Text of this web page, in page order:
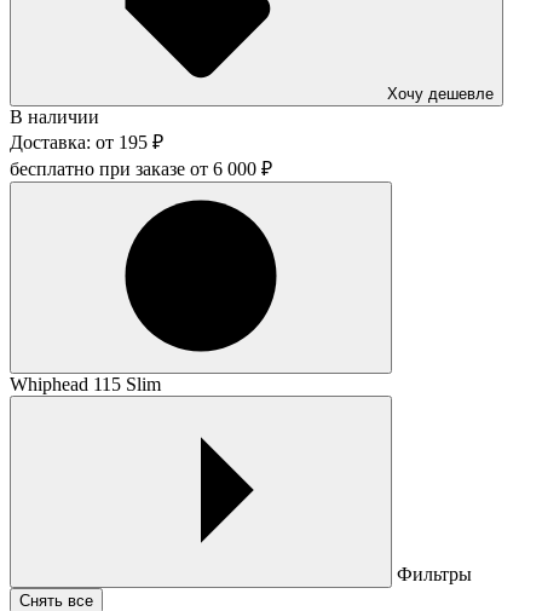
Хочу дешевле
В наличии
Доставка: от 195 ₽
бесплатно при заказе от 6 000 ₽
Whiphead 115 Slim
Фильтры
Снять все